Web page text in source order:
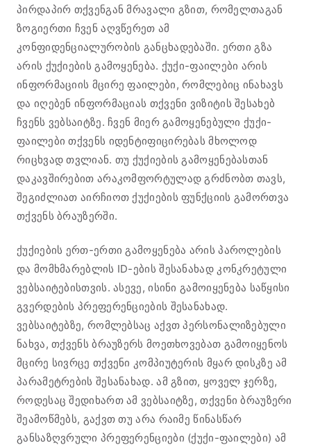
პირდაპირ თქვენგან მრავალი გზით, რომელთაგან
ზოგიერთი ჩვენ აღვწერეთ ამ
კონფიდენციალურობის განცხადებაში. ერთი გზა
არის ქუქიების გამოყენება. ქუქი-ფაილები არის
ინფორმაციის მცირე ფაილები, რომლებიც ინახავს
და იღებენ ინფორმაციას თქვენი ვიზიტის შესახებ
ჩვენს ვებსაიტზე. ჩვენ მიერ გამოყენებული ქუქი-
ფაილები თქვენს იდენტიფიცირებას მხოლოდ
რიცხვად თვლიან. თუ ქუქიების გამოყენებასთან
დაკავშირებით არაკომფორტულად გრძნობთ თავს,
შეგიძლიათ აირჩიოთ ქუქიების ფუნქციის გამორთვა
თქვენს ბრაუზერში.
ქუქიების ერთ-ერთი გამოყენება არის პაროლების
და მომხმარებლის ID-ების შესანახად კონკრეტული
ვებსაიტებისთვის. ასევე, ისინი გამოიყენება საწყისი
გვერდების პრეფერენციების შესანახად.
ვებსაიტებზე, რომლებსაც აქვთ პერსონალიზებული
ნახვა, თქვენს ბრაუზერს მოეთხოვებათ გამოიყენოს
მცირე სივრცე თქვენი კომპიუტერის მყარ დისკზე ამ
პარამეტრების შესანახად. ამ გზით, ყოველ ჯერზე,
როდესაც შედიხართ ამ ვებსაიტზე, თქვენი ბრაუზერი
შეამოწმებს, გაქვთ თუ არა რაიმე წინასწარ
განსაზღვრული პრეფერენციები (ქუქი-ფაილები) ამ